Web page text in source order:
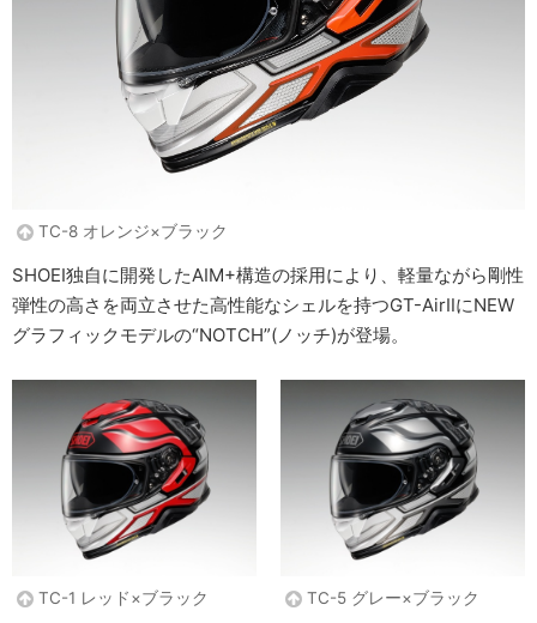
TC-8 オレンジ×ブラック
SHOEI独自に開発したAIM+構造の採用により、軽量ながら剛性
弾性の高さを両立させた高性能なシェルを持つGT-AirⅡにNEW
グラフィックモデルの“NOTCH”(ノッチ)が登場。
TC-1 レッド×ブラック TC-5 グレー×ブラック